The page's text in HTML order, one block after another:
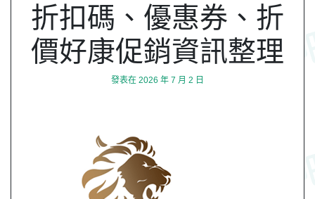
折扣碼、優惠券、折
價好康促銷資訊整理
發表在 2026 年 7 月 2 日